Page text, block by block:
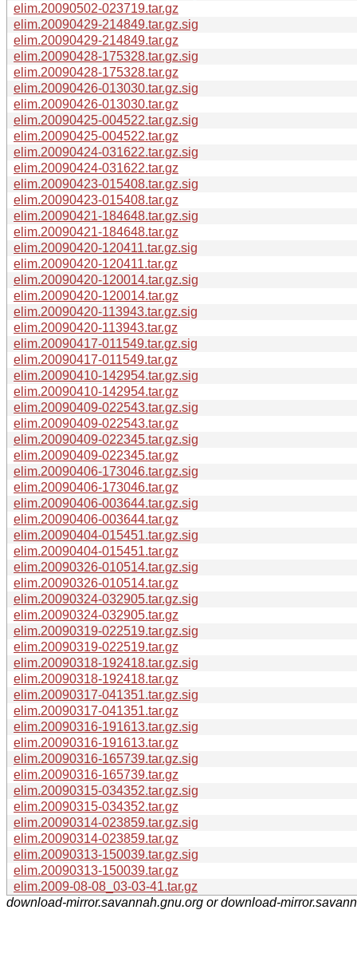
elim.20090502-023719.tar.gz
elim.20090429-214849.tar.gz.sig
elim.20090429-214849.tar.gz
elim.20090428-175328.tar.gz.sig
elim.20090428-175328.tar.gz
elim.20090426-013030.tar.gz.sig
elim.20090426-013030.tar.gz
elim.20090425-004522.tar.gz.sig
elim.20090425-004522.tar.gz
elim.20090424-031622.tar.gz.sig
elim.20090424-031622.tar.gz
elim.20090423-015408.tar.gz.sig
elim.20090423-015408.tar.gz
elim.20090421-184648.tar.gz.sig
elim.20090421-184648.tar.gz
elim.20090420-120411.tar.gz.sig
elim.20090420-120411.tar.gz
elim.20090420-120014.tar.gz.sig
elim.20090420-120014.tar.gz
elim.20090420-113943.tar.gz.sig
elim.20090420-113943.tar.gz
elim.20090417-011549.tar.gz.sig
elim.20090417-011549.tar.gz
elim.20090410-142954.tar.gz.sig
elim.20090410-142954.tar.gz
elim.20090409-022543.tar.gz.sig
elim.20090409-022543.tar.gz
elim.20090409-022345.tar.gz.sig
elim.20090409-022345.tar.gz
elim.20090406-173046.tar.gz.sig
elim.20090406-173046.tar.gz
elim.20090406-003644.tar.gz.sig
elim.20090406-003644.tar.gz
elim.20090404-015451.tar.gz.sig
elim.20090404-015451.tar.gz
elim.20090326-010514.tar.gz.sig
elim.20090326-010514.tar.gz
elim.20090324-032905.tar.gz.sig
elim.20090324-032905.tar.gz
elim.20090319-022519.tar.gz.sig
elim.20090319-022519.tar.gz
elim.20090318-192418.tar.gz.sig
elim.20090318-192418.tar.gz
elim.20090317-041351.tar.gz.sig
elim.20090317-041351.tar.gz
elim.20090316-191613.tar.gz.sig
elim.20090316-191613.tar.gz
elim.20090316-165739.tar.gz.sig
elim.20090316-165739.tar.gz
elim.20090315-034352.tar.gz.sig
elim.20090315-034352.tar.gz
elim.20090314-023859.tar.gz.sig
elim.20090314-023859.tar.gz
elim.20090313-150039.tar.gz.sig
elim.20090313-150039.tar.gz
elim.2009-08-08_03-03-41.tar.gz
download-mirror.savannah.gnu.org or download-